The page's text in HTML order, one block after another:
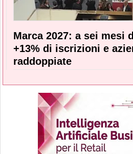
Marca 2027: a sei mesi
+13% di iscrizioni e
raddoppiate